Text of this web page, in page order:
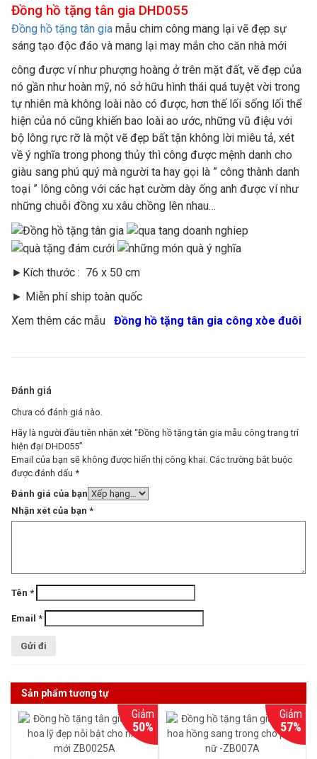
Đồng hồ tặng tân gia DHD055
Đồng hồ tặng tân gia mẫu chim công mang lại vẽ đẹp sự
sáng tạo độc đáo và mang lại may mắn cho căn nhà mới
công được ví như phượng hoàng ở trên mặt đất, vẽ đẹp của
nó gần như hoàn mỹ, nó sở hữu hình thái quá tuyệt vời trong
tự nhiên mà không loài nào có được, hơn thế lối sống lối thể
hiện của nó cũng khiến bao loài ao ước, những vũ điệu với
bộ lông rực rỡ là một vẽ đẹp bất tận không lời miêu tả, xét
về ý nghĩa trong phong thủy thì công được mệnh danh cho
giàu sang phú quý mà người ta hay gọi là ” công thành danh
toại ” lông công với các hạt cườm dày ống anh được ví như
những chuỗi đồng xu xâu chồng lên nhau…
►Kích thước : 76 x 50 cm
► Miễn phí ship toàn quốc
Xem thêm các mẫu Đồng hồ tặng tân gia công xòe đuôi
Đánh giá
Chưa có đánh giá nào.
Hãy là người đầu tiên nhận xét “Đồng hồ tặng tân gia mẫu công trang trí
hiện đại DHD055”
Email của bạn sẽ không được hiển thị công khai. Các trường bắt buộc
được đánh dấu *
Đánh giá của bạn
Nhận xét của bạn *
Tên *
Email *
Sản phẩm tương tự
Giảm
50%
Giảm
57%